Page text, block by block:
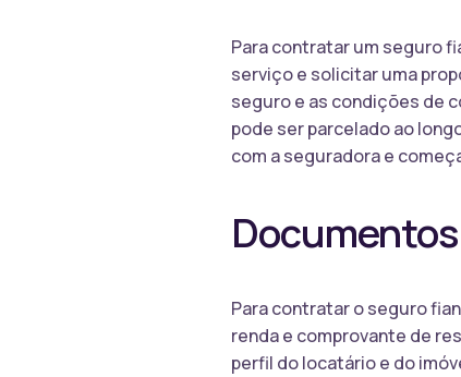
Para contratar um seguro
serviço e solicitar uma
seguro e as condições de
pode ser parcelado ao
com a seguradora e
Para contratar o seguro
renda e comprovante de
perfil do locatário e do